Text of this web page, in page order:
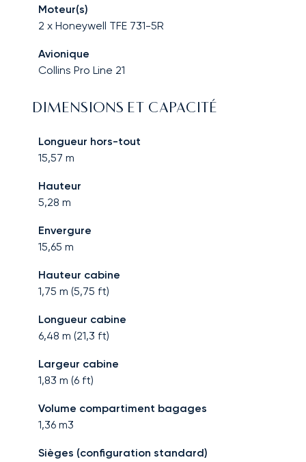
Moteur(s)
2 x Honeywell TFE 731-5R
Avionique
Collins Pro Line 21
DIMENSIONS ET CAPACITÉ
Longueur hors-tout
15,57 m
Hauteur
5,28 m
Envergure
15,65 m
Hauteur cabine
1,75 m (5,75 ft)
Longueur cabine
6,48 m (21,3 ft)
Largeur cabine
1,83 m (6 ft)
Volume compartiment bagages
1,36 m3
Sièges (configuration standard)